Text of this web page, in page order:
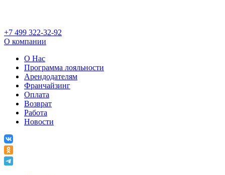
+7 499 322-32-92
О компании
О Нас
Программа лояльности
Арендодателям
Франчайзинг
Оплата
Возврат
Работа
Новости